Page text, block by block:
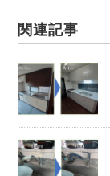
関連記事